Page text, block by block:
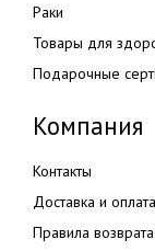
Раки
Товары для
Подарочные
Компания
Контакты
Доставка и оплата
Правила